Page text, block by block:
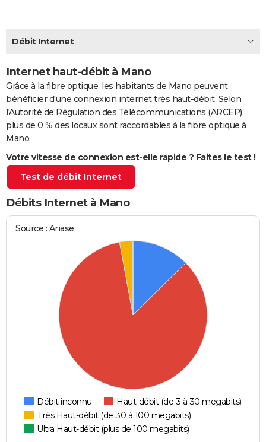
GUIDES D'ACHAT
CARTE DE VOEUX
Carte de Noël
Carte Bonne année
Carte Saint-Valentin
Carte Pâques
Carte d'anniversaire
DICTIONNAIRE
Biographies
Expressions
PROGRAMME TV
COPAINS D'AVANT
S'inscrire
Se connecter
Lycées
Collèges
Primaires
Universités
Entreprises
Service militaire
Avis de recherche
AVIS DE DÉCÈS
FORUM
Bricolage
Lifestyle
Culture
Sport
Auto
Television
Voyage
Cinema
Débit Internet
Internet haut-débit à Mano
Grâce à la fibre optique, les habitants de Mano peuvent
bénéficier d'une connexion internet très haut-débit. Selon
l'Autorité de Régulation des Télécommunications (ARCEP),
plus de 0 % des locaux sont raccordables à la fibre optique à
Mano.
Votre vitesse de connexion est-elle rapide ? Faites le test !
Test de débit Internet
Débits Internet à Mano
Source : Ariase
Débit inconnu
Haut-débit (de 3 à 30 megabits)
Très Haut-débit (de 30 à 100 megabits)
Ultra Haut-débit (plus de 100 megabits)